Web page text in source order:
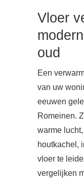
Vloer
oud
Een
van uw
eeuwen
Romeinen.
warme
houtkachel,
vloer te
vergelijken